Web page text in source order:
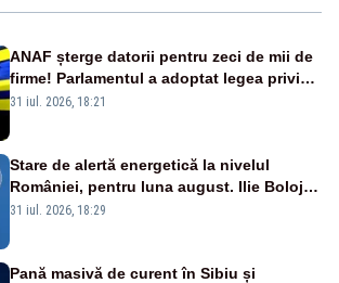
ANAF șterge datorii pentru zeci de mii de
firme! Parlamentul a adoptat legea privind
amnistia fiscală
31 iul. 2026, 18:21
Stare de alertă energetică la nivelul
României, pentru luna august. Ilie Bolojan
a anunțat importuri și posibile restricții –
31 iul. 2026, 18:29
Pană masivă de curent în Sibiu și